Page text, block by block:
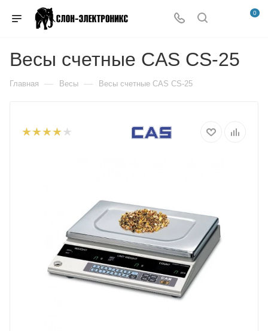
0
Весы счетные CAS CS-25
Главная — Весы — Весы счетные CAS CS-25